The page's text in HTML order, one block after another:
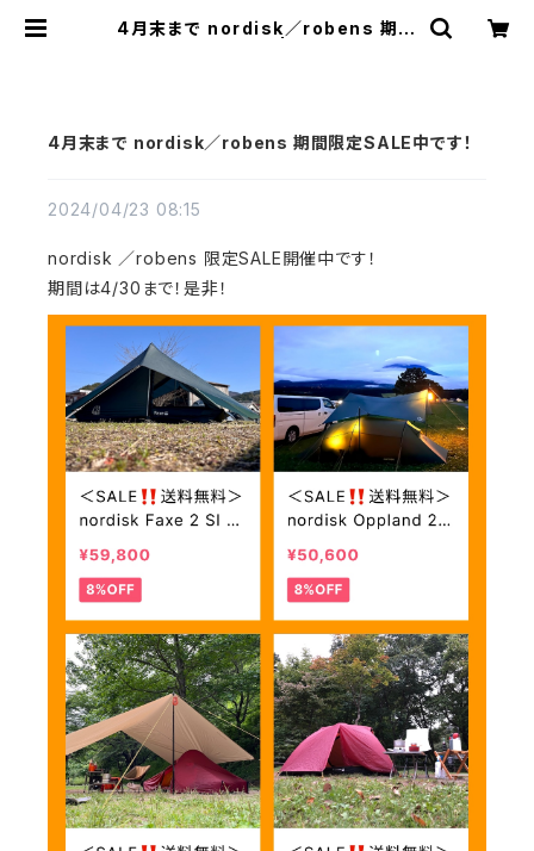
4月末まで nordisk／robens 期間
4月末まで nordisk／robens 期間限定SALE中です！
2024/04/23 08:15
nordisk ／robens 限定SALE開催中です！
期間は4/30まで！是非！